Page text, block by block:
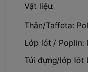
Vật liệu:
Thân/Taffeta:
Lớp lót / Poplin:
Túi đựng/lớp lót